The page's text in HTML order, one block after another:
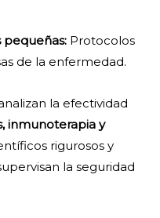
Protocolos
de la enfermedad.
la efectividad
inmunoterapia y
rigurosos y
la seguridad